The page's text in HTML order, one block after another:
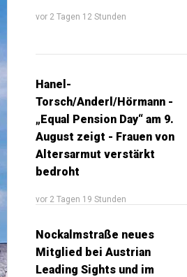
vor 2 Tagen 12 Stunden
Hanel-
Torsch/Anderl/Hörmann -
„Equal Pension Day“ am 9.
August zeigt - Frauen von
Altersarmut verstärkt
bedroht
vor 2 Tagen 19 Stunden
Nockalmstraße neues
Mitglied bei Austrian
Leading Sights und im